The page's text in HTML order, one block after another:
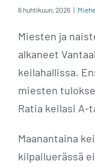
6 huhtikuun, 2026 |
Miesten ja
alkaneet
keilahallissa.
miesten
Ratia keilasi A-
Maanantaina
kilpailuerässä